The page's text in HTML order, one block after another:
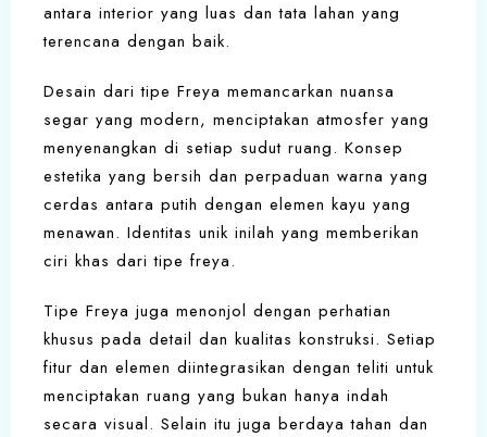
antara interior yang luas dan tata lahan yang
terencana dengan baik.
Desain dari tipe Freya memancarkan nuansa
segar yang modern, menciptakan atmosfer yang
menyenangkan di setiap sudut ruang. Konsep
estetika yang bersih dan perpaduan warna yang
cerdas antara putih dengan elemen kayu yang
menawan. Identitas unik inilah yang memberikan
ciri khas dari tipe freya.
Tipe Freya juga menonjol dengan perhatian
khusus pada detail dan kualitas konstruksi. Setiap
fitur dan elemen diintegrasikan dengan teliti untuk
menciptakan ruang yang bukan hanya indah
secara visual. Selain itu juga berdaya tahan dan